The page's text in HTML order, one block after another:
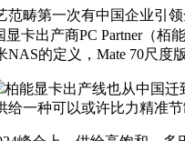
第一次有中国企业引领
显卡出产商PC Partner（栢
的定义，Mate 70尺度
柏能显卡出产线也从中国迁
一种可以或许比力精准